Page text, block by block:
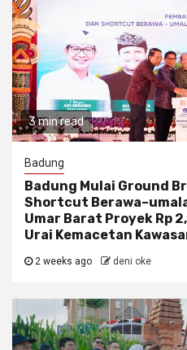
3 min read
Badung
Badung Mulai Ground
Shortcut
Umar Barat Proyek Rp
Urai Kemacetan
2 weeks ago deni oke